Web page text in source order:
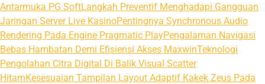
Antarmuka PG SoftLangkah Preventif Menghadapi Gangguan
Jaringan Server Live KasinoPentingnya Synchronous Audio
Rendering Pada Engine Pragmatic PlayPengalaman Navigasi
Bebas Hambatan Demi Efisiensi Akses MaxwinTeknologi
Pengolahan Citra Digital Di Balik Visual Scatter
HitamKesesuaian Tampilan Layout Adaptif Kakek Zeus Pada